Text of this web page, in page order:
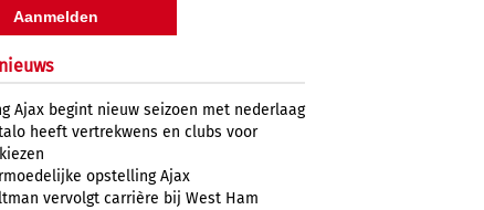
Ajax begint nieuw seizoen met nederlaag
heeft vertrekwens en clubs voor
opstelling Ajax
vervolgt carrière bij West Ham